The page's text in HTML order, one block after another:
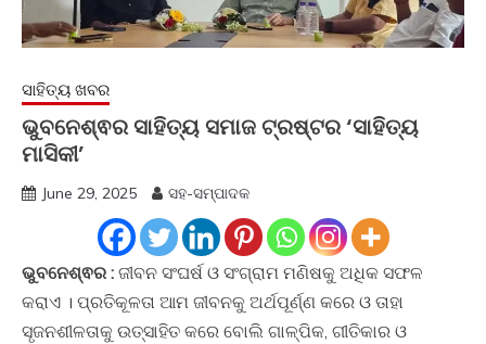
ସାହିତ୍ୟ ଖବର
ଭୁବନେଶ୍ଵର ସାହିତ୍ୟ ସମାଜ ଟ୍ରଷ୍ଟର ‘ସାହିତ୍ୟ
ମାସିକୀ’
June 29, 2025 ସହ-ସମ୍ପାଦକ
ଭୁବନେଶ୍ଵର : ଜୀବନ ସଂଘର୍ଷ ଓ ସଂଗ୍ରାମ ମଣିଷକୁ ଅଧିକ ସଫଳ
କରାଏ । ପ୍ରତିକୂଳତା ଆମ ଜୀବନକୁ ଅର୍ଥପୂର୍ଣ୍ଣ କରେ ଓ ତାହା
ସୃଜନଶୀଳତାକୁ ଉତ୍ସାହିତ କରେ ବୋଲି ଗାଳ୍ପିକ, ଗୀତିକାର ଓ